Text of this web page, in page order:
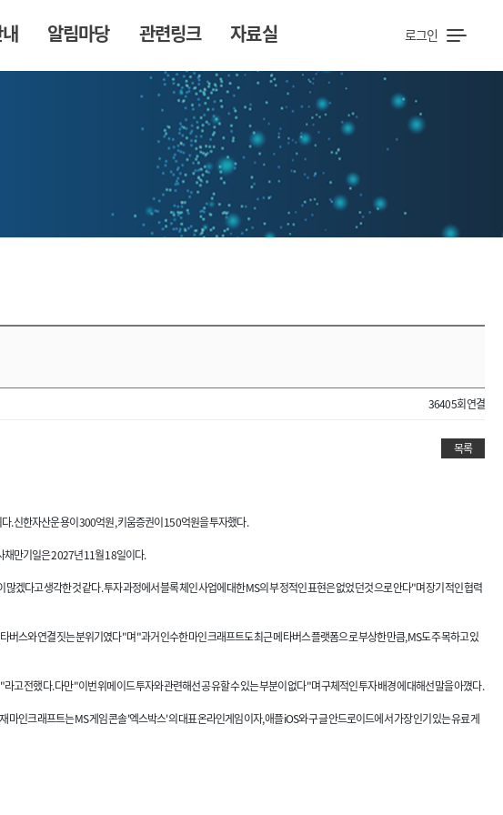
알림마당 관련링크 자료실 로그인
36405회 연결
목록
. 신한자산운용이 300억원, 키움증권이 150억원을 투자했다.
채만기일은 2027년 11월 18일이다.
다고 생각한 것 같다. 투자 과정에서 블록체인 사업에 대한 MS의 부정적인 표현은 없었던 것으로 안다"며 장기적인 협력
스와 연결짓는 분위기였다"며 "과거 인수한 마인크래프트도 최근 메타버스 플랫폼으로 부상한 만큼, MS도 주목하고 있
전했다. 다만 "이번 위메이드 투자와 관련해선 공유할 수 있는 부분이 없다"며 구체적인 투자 배경에 대해선 말을 아꼈다.
인크래프트는 MS 게임콘솔 '엑스박스'의 대표 온라인게임이자, 애플 iOS와 구글 안드로이드에서 가장 인기 있는 유료 게